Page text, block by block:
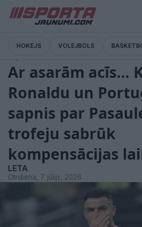
HOKEJS VOLEJBOLS
Ar asarām acīs…
Ronaldu un
sapnis par
trofeju sabrūk
kompensācijas
LETA
Otrdiena, 7. jūlijs, 2026